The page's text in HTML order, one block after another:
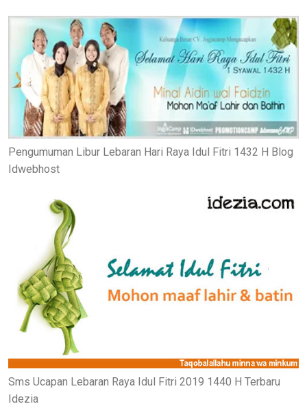
Pengumuman Libur Lebaran Hari Raya Idul Fitri 1432 H Blog
Idwebhost
Sms Ucapan Lebaran Raya Idul Fitri 2019 1440 H Terbaru
Idezia